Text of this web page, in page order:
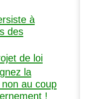
à
des
de loi
la
au coup
!